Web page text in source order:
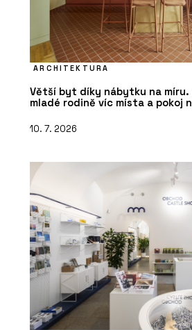
ARCHITEKTURA
Větší byt díky nábytku na
mladé rodině víc místa a pokoj
10. 7. 2026